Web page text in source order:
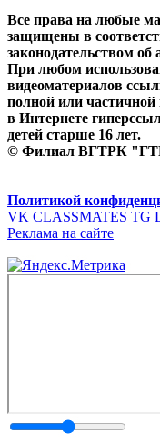
Все права на любые
защищены в
законодательством
При любом
видеоматериалов
полной или частичной
в Интернете
детей старше 16 лет.
© Филиал ВГТРК
Политикой
VK CLASSMATES TG
Реклама на сайте